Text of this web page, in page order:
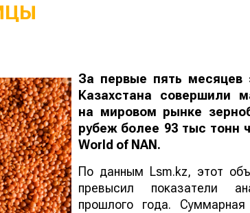
За первые пять месяцев
Казахстана совершили
на мировом рынке
рубеж более 93 тыс тонн
World of NAN .
По данным Lsm.kz, этот
превысил показатели
прошлого года. Суммарная